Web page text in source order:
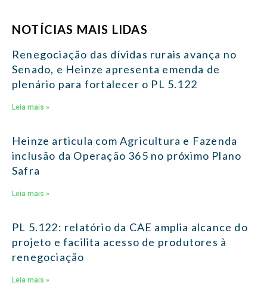
NOTÍCIAS MAIS LIDAS
Renegociação das dívidas rurais avança no
Senado, e Heinze apresenta emenda de
plenário para fortalecer o PL 5.122
Leia mais »
Heinze articula com Agricultura e Fazenda
inclusão da Operação 365 no próximo Plano
Safra
Leia mais »
PL 5.122: relatório da CAE amplia alcance do
projeto e facilita acesso de produtores à
renegociação
Leia mais »